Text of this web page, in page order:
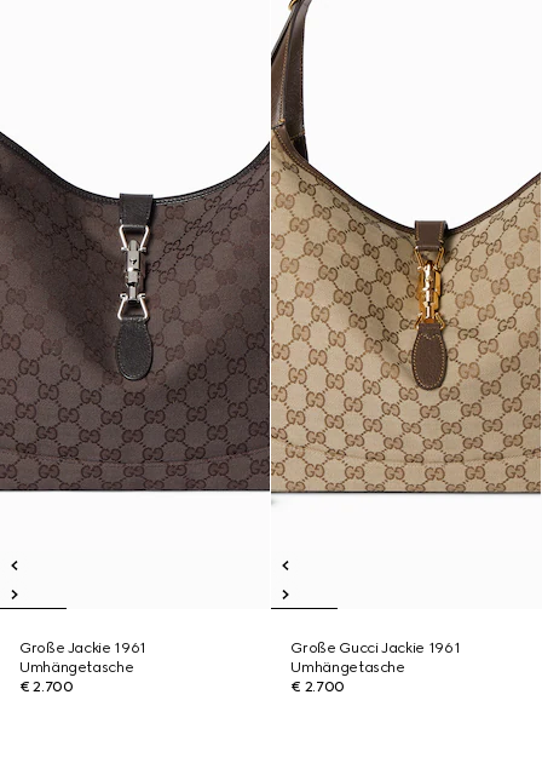
Große Jackie 1961
Umhängetasche
€ 2.700
Große Gucci Jackie 1961
Umhängetasche
€ 2.700